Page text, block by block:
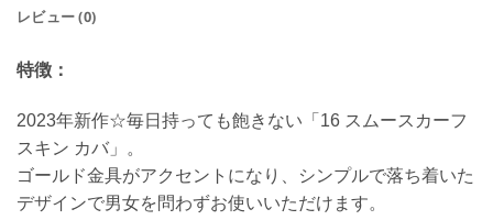
レビュー (0)
特徴：
2023年新作☆毎日持っても飽きない「16 スムースカーフ
スキン カバ」。
ゴールド金具がアクセントになり、シンプルで落ち着いた
デザインで男女を問わずお使いいただけます。